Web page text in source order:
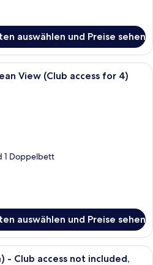
auswählen und Preise sehen
Ein modernes Wohnzimmer mit
View (Club access for 4)
1 Doppelbett
auswählen und Preise sehen
Ein modernes Wohnzimmer mit
- Club access not included,